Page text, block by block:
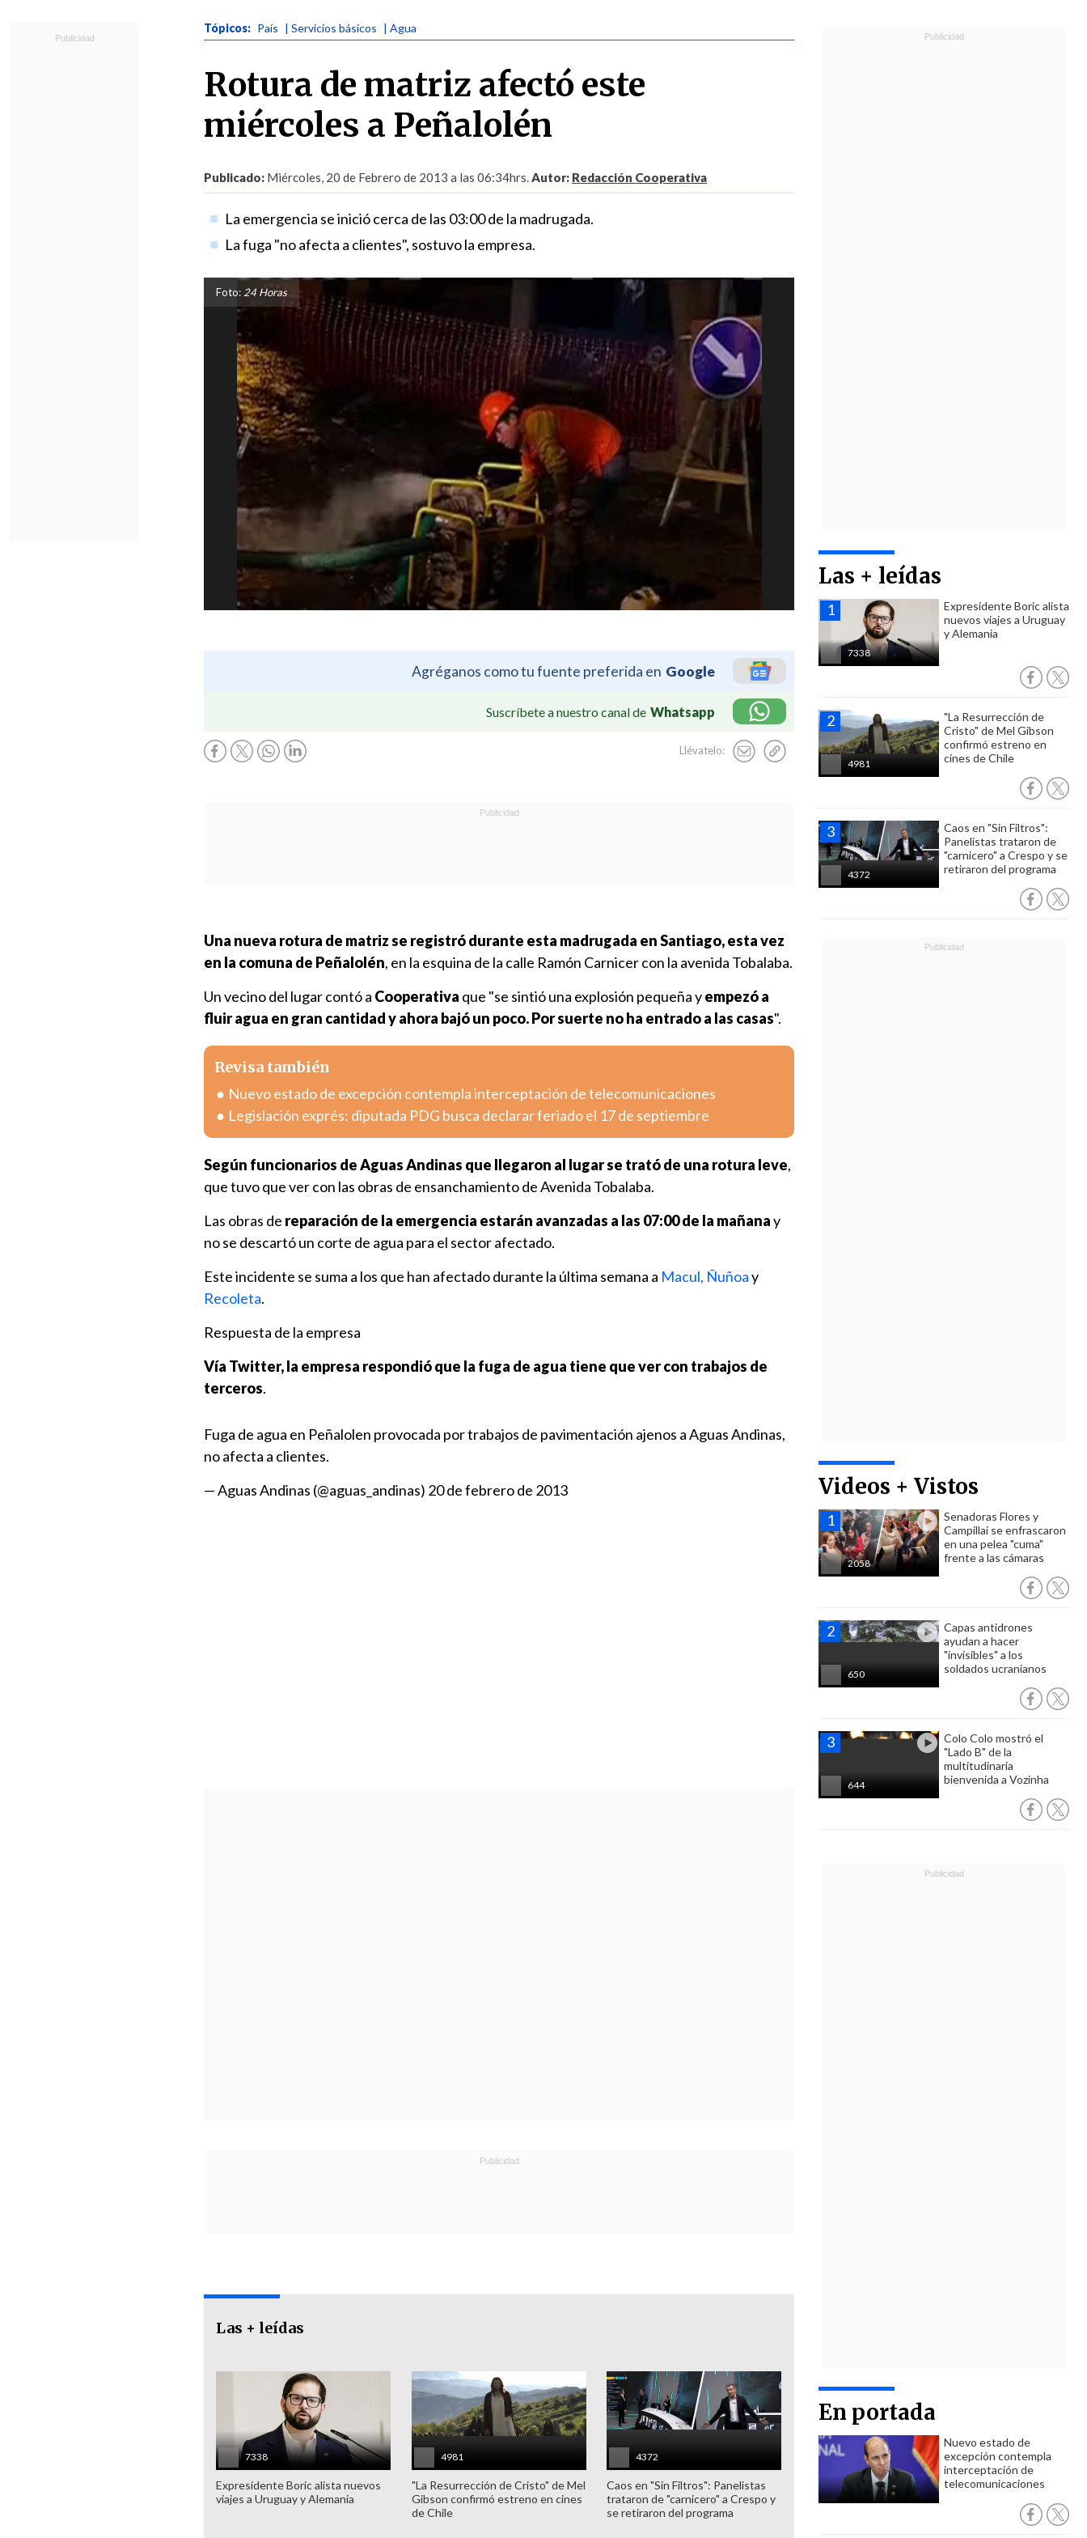
Tópicos: País | Servicios básicos | Agua
Rotura de matriz afectó este
miércoles a Peñalolén
Publicado: Miércoles, 20 de Febrero de 2013 a las 06:34hrs.Autor: Redacción Cooperativa
La emergencia se inició cerca de las 03:00 de la madrugada.
La fuga "no afecta a clientes", sostuvo la empresa.
Foto: 24 Horas
Agréganos como tu fuente preferida en Google
Suscríbete a nuestro canal de Whatsapp
Llévatelo:
Las + leídas
7338
Expresidente Boric alista
nuevos viajes a Uruguay
y Alemania
4981
"La Resurrección de
Cristo" de Mel Gibson
confirmó estreno en
cines de Chile
4372
Caos en "Sin Filtros":
Panelistas trataron de
"carnicero" a Crespo y se
retiraron del programa
Videos + Vistos
2058
Senadoras Flores y
Campillai se enfrascaron
en una pelea "cuma"
frente a las cámaras
650
Capas antidrones
ayudan a hacer
"invisibles" a los
soldados ucranianos
644
Colo Colo mostró el
"Lado B" de la
multitudinaria
bienvenida a Vozinha
En portada
Nuevo estado de
excepción contempla
interceptación de
telecomunicaciones
Una nueva rotura de matriz se registró durante esta madrugada en Santiago, esta vez
en la comuna de Peñalolén, en la esquina de la calle Ramón Carnicer con la avenida Tobalaba.
Un vecino del lugar contó a Cooperativa que "se sintió una explosión pequeña yempezó a
fluir agua en gran cantidad y ahora bajó un poco. Por suerte no ha entrado a las casas".
Revisa también
Nuevo estado de excepción contempla interceptación de telecomunicaciones
Legislación exprés: diputada PDG busca declarar feriado el 17 de septiembre
Según funcionarios de Aguas Andinas que llegaron al lugar se trató de una rotura leve,
que tuvo que ver con las obras de ensanchamiento de Avenida Tobalaba.
Las obras de reparación de la emergencia estarán avanzadas a las 07:00 de la mañanay
no se descartó un corte de agua para el sector afectado.
Este incidente se suma a los que han afectado durante la última semana a Macul, Ñuñoay
Recoleta.
Respuesta de la empresa
Vía Twitter, la empresa respondió que la fuga de agua tiene que ver con trabajos de
terceros.
Fuga de agua en Peñalolen provocada por trabajos de pavimentación ajenos a Aguas Andinas,
no afecta a clientes.
— Aguas Andinas (@aguas_andinas) 20 de febrero de 2013
Las + leídas
7338
Expresidente Boric alista nuevos
viajes a Uruguay y Alemania
4981
"La Resurrección de Cristo" de Mel
Gibson confirmó estreno en cines
de Chile
4372
Caos en "Sin Filtros": Panelistas
trataron de "carnicero" a Crespo y
se retiraron del programa